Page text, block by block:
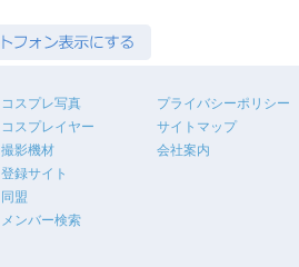
コスプレ写真
コスプレイヤー
撮影機材
登録サイト
同盟
メンバー検索
プライバシーポリシー
サイトマップ
会社案内